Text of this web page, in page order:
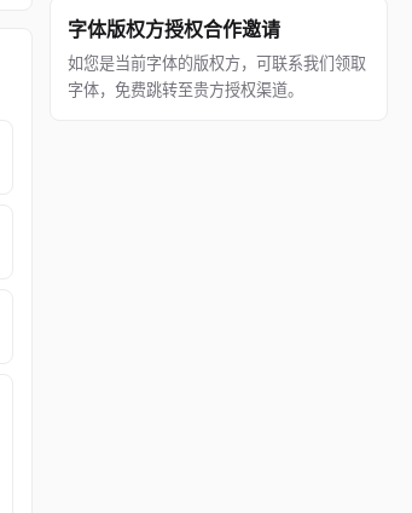
字体版权方授权合作邀请
如您是当前字体的版权方，可联系我们领取
字体，免费跳转至贵方授权渠道。